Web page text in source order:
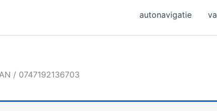
autonavigatie
/ 0747192136703